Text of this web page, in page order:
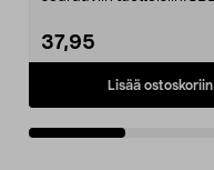
37,95
Lisää ostoskoriin